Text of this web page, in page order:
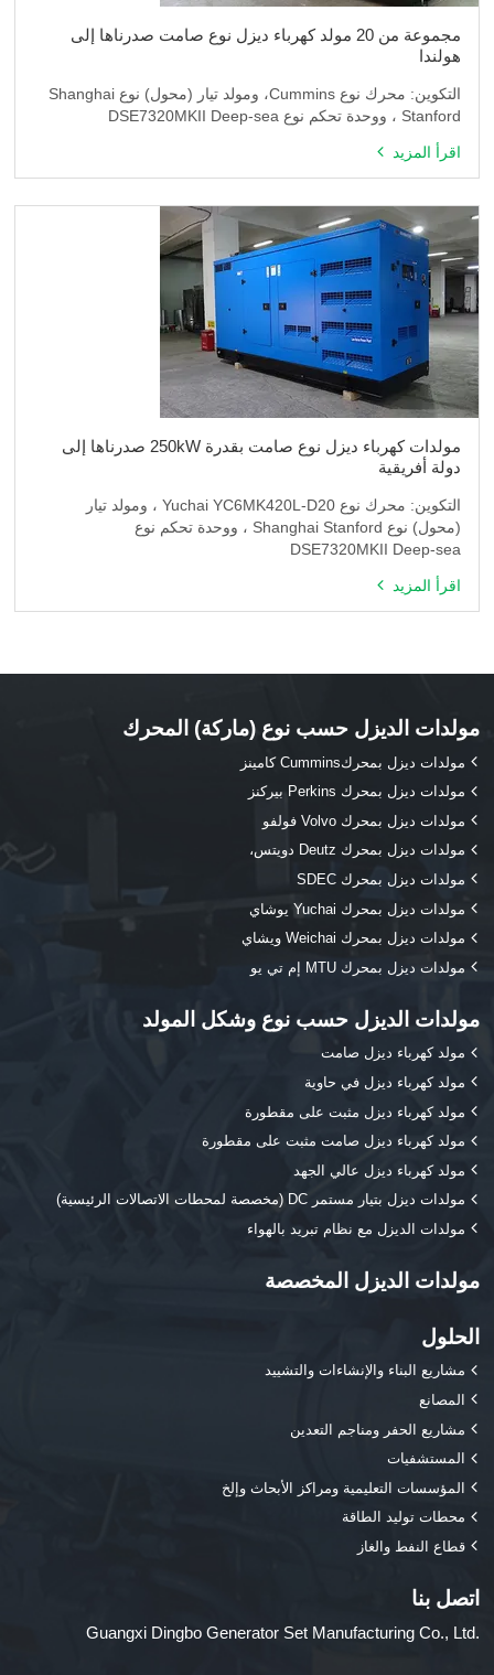
مجموعة من 20 مولد كهرباء ديزل نوع صامت صدرناها إلى
هولندا
التكوين: محرك نوع Cummins، ومولد تيار (محول) نوع Shanghai
Stanford ، ووحدة تحكم نوع DSE7320MKII Deep-sea
اقرأ المزيد
مولدات كهرباء ديزل نوع صامت بقدرة 250kW صدرناها إلى
دولة أفريقية
التكوين: محرك نوع Yuchai YC6MK420L-D20 ، ومولد تيار
(محول) نوع Shanghai Stanford ، ووحدة تحكم نوع
DSE7320MKII Deep-sea
اقرأ المزيد
مولدات الديزل حسب نوع (ماركة) المحرك
مولدات ديزل بمحركCummins كامينز
مولدات ديزل بمحرك Perkins بيركنز
مولدات ديزل بمحرك Volvo فولفو
مولدات ديزل بمحرك Deutz دويتس،
مولدات ديزل بمحرك SDEC
مولدات ديزل بمحرك Yuchai يوشاي
مولدات ديزل بمحرك Weichai ويشاي
مولدات ديزل بمحرك MTU إم تي يو
مولدات الديزل حسب نوع وشكل المولد
مولد كهرباء ديزل صامت
مولد كهرباء ديزل في حاوية
مولد كهرباء ديزل مثبت على مقطورة
مولد كهرباء ديزل صامت مثبت على مقطورة
مولد كهرباء ديزل عالي الجهد
مولدات ديزل بتيار مستمر DC (مخصصة لمحطات الاتصالات الرئيسية)
مولدات الديزل مع نظام تبريد بالهواء
مولدات الديزل المخصصة
الحلول
مشاريع البناء والإنشاءات والتشييد
المصانع
مشاريع الحفر ومناجم التعدين
المستشفيات
المؤسسات التعليمية ومراكز الأبحاث وإلخ
محطات توليد الطاقة
قطاع النفط والغاز
اتصل بنا
Guangxi Dingbo Generator Set Manufacturing Co., Ltd.